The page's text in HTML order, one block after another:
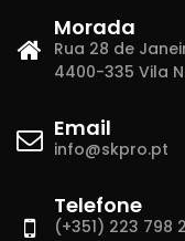
Morada
Rua 28 de
4400-335 Vila
Email
info@skpro.pt
Telefone
(+351) 223 798